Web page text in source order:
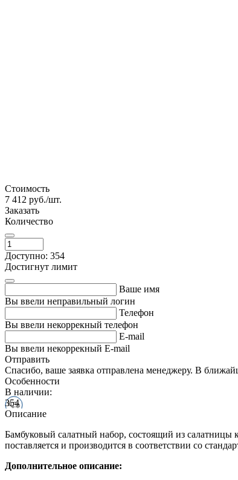
Стоимость
7 412 руб./шт.
Заказать
Количество
Доступно: 354
Достигнут лимит
Ваше имя
Вы ввели неправильный логин
Телефон
Вы ввели некоррекный телефон
E-mail
Вы ввели некоррекный E-mail
Отправить
Спасибо, ваше заявка отправлена менеджеру. В
Особенности
В наличии:
354
Описание
Бамбуковый салатный набор, состоящий из
поставляется и производится в соответствии со
Дополнительное описание: